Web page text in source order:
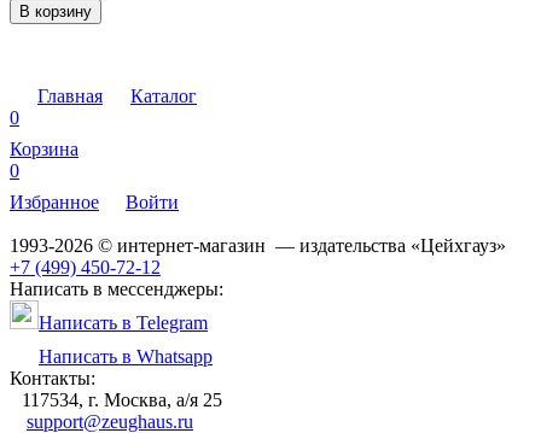
В корзину
Главная
Каталог
0
Корзина
0
Избранное
Войти
1993-2026 © интернет-магазин — издательства «Цейхгауз»
+7 (499) 450-72-12
Написать в мессенджеры:
Написать в Telegram
Написать в Whatsapp
Контакты:
117534, г. Москва, а/я 25
support@zeughaus.ru